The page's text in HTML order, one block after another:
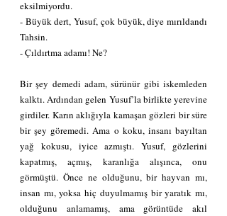
eksilmiyordu.
- Büyük dert, Yusuf, çok büyük, diye mırıldandı
Tahsin.
- Çıldırtma adamı! Ne?
Bir şey demedi adam, sürünür gibi iskemleden
kalktı. Ardından gelen Yusuf’la birlikte yerevine
girdiler. Karın aklığıyla kamaşan gözleri bir süre
bir şey göremedi. Ama o koku, insanı bayıltan
yağ kokusu, iyice azmıştı. Yusuf, gözlerini
kapatmış, açmış, karanlığa alışınca, onu
görmüştü. Önce ne olduğunu, bir hayvan mı,
insan mı, yoksa hiç duyulmamış bir yaratık mı,
olduğunu anlamamış, ama görüntüde akıl